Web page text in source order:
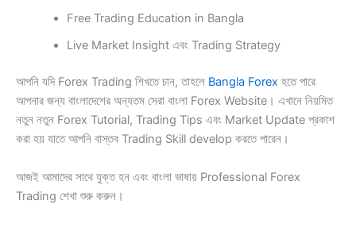
Free Trading Education in Bangla
Live Market Insight এবং Trading Strategy
আপনি যদি Forex Trading শিখতে চান, তাহলে Bangla Forex হতে পারে
আপনার জন্য বাংলাদেশের অন্যতম সেরা বাংলা Forex Website। এখানে নিয়মিত
নতুন নতুন Forex Tutorial, Trading Tips এবং Market Update প্রকাশ
করা হয় যাতে আপনি বাস্তব Trading Skill develop করতে পারেন।
আজই আমাদের সাথে যুক্ত হন এবং বাংলা ভাষায় Professional Forex
Trading শেখা শুরু করুন।